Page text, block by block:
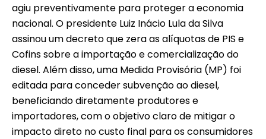
agiu preventivamente para proteger a economia
nacional. O presidente Luiz Inácio Lula da Silva
assinou um decreto que zera as alíquotas de PIS e
Cofins sobre a importação e comercialização do
diesel. Além disso, uma Medida Provisória (MP) foi
editada para conceder subvenção ao diesel,
beneficiando diretamente produtores e
importadores, com o objetivo claro de mitigar o
impacto direto no custo final para os consumidores